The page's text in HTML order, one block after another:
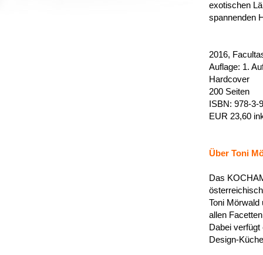
exotischen
spannenden
2016,
Auflage: 1.
Hardcover
200 Seiten
ISBN: 978-3-
EUR 23,60
Über Toni
Das
Toni Mörwald
allen
Dabei
Design-